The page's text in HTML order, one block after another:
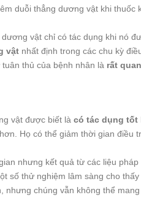
duỗi thẳng dương vật khi
vật chỉ có tác dụng khi nó
vật nhất định trong các chu kỳ
thủ của bệnh nhân là rất
vật được biết là có tác dụng tốt
Họ có thể giảm thời gian điều
nhưng kết quả từ các liệu pháp
số thử nghiệm lâm sàng cho thấy
nhưng chúng vẫn không thể